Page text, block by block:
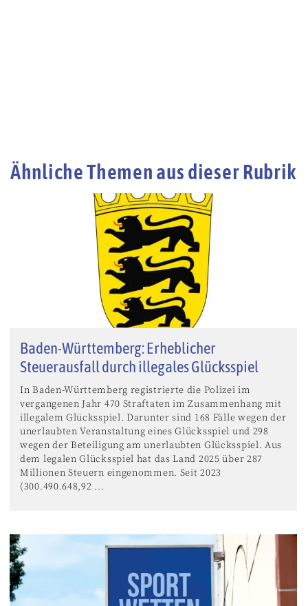
Ähnliche Themen aus dieser Rubrik
Baden-Württemberg: Erheblicher
Steuerausfall durch illegales Glücksspiel
In Baden-Württemberg registrierte die Polizei im
vergangenen Jahr 470 Straftaten im Zusammenhang mit
illegalem Glücksspiel. Darunter sind 168 Fälle wegen der
unerlaubten Veranstaltung eines Glücksspiel und 298
wegen der Beteiligung am unerlaubten Glücksspiel. Aus
dem legalen Glücksspiel hat das Land 2025 über 287
Millionen Steuern eingenommen. Seit 2023
(300.490.648,92 ...